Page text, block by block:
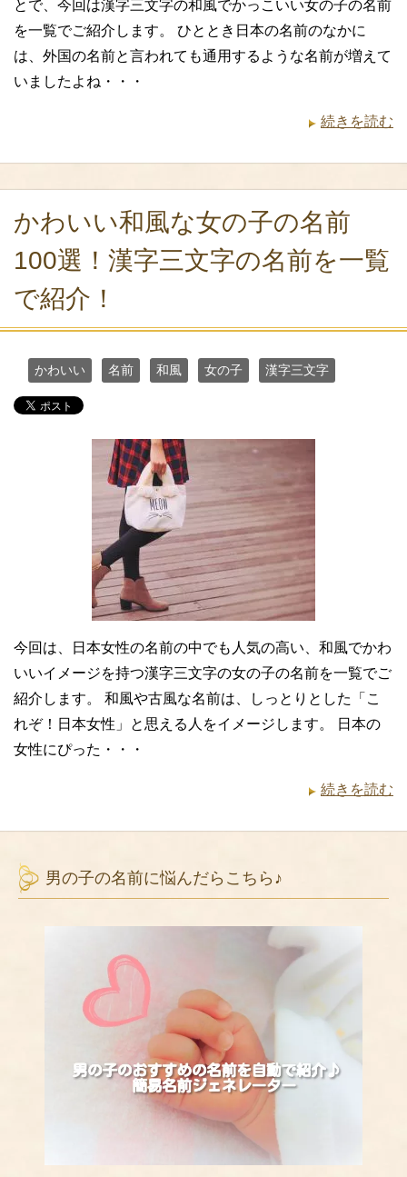
とで、今回は漢字三文字の和風でかっこいい女の子の名前
を一覧でご紹介します。 ひととき日本の名前のなかに
は、外国の名前と言われても通用するような名前が増えて
いましたよね・・・
続きを読む
かわいい和風な女の子の名前
100選！漢字三文字の名前を一覧
で紹介！
かわいい 名前 和風 女の子 漢字三文字
今回は、日本女性の名前の中でも人気の高い、和風でかわ
いいイメージを持つ漢字三文字の女の子の名前を一覧でご
紹介します。 和風や古風な名前は、しっとりとした「こ
れぞ！日本女性」と思える人をイメージします。 日本の
女性にぴった・・・
続きを読む
男の子の名前に悩んだらこちら♪